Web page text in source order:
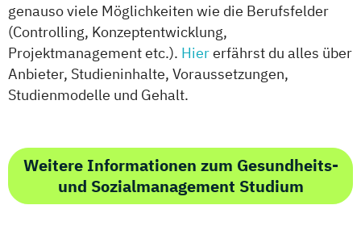
genauso viele Möglichkeiten wie die Berufsfelder
(Controlling, Konzeptentwicklung,
Projektmanagement etc.). Hiererfährst du alles über
Anbieter, Studieninhalte, Voraussetzungen,
Studienmodelle und Gehalt.
Weitere Informationen zum Gesundheits-
und Sozialmanagement Studium